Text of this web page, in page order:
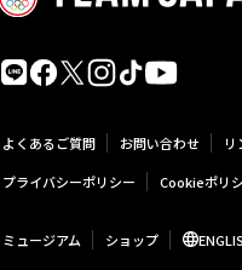
よくあるご質問 お問い合わせ リ
プライバシーポリシー
Cookieポリ
ミュージアム ショップ